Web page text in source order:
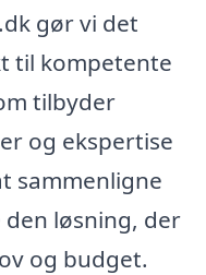
gør vi det
til kompetente
tilbyder
og ekspertise
sammenligne
løsning, der
og budget.